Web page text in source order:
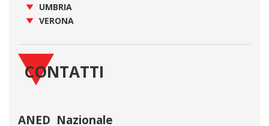
UMBRIA
VERONA
CONTATTI
ANED Nazionale